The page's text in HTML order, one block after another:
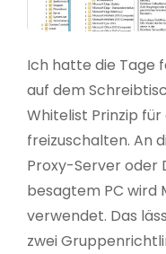
Ich hatte die Tage
auf dem
Whitelist Prinzip
freizuschalten. An
Proxy-Server oder
besagtem PC wird
verwendet. Das
zwei